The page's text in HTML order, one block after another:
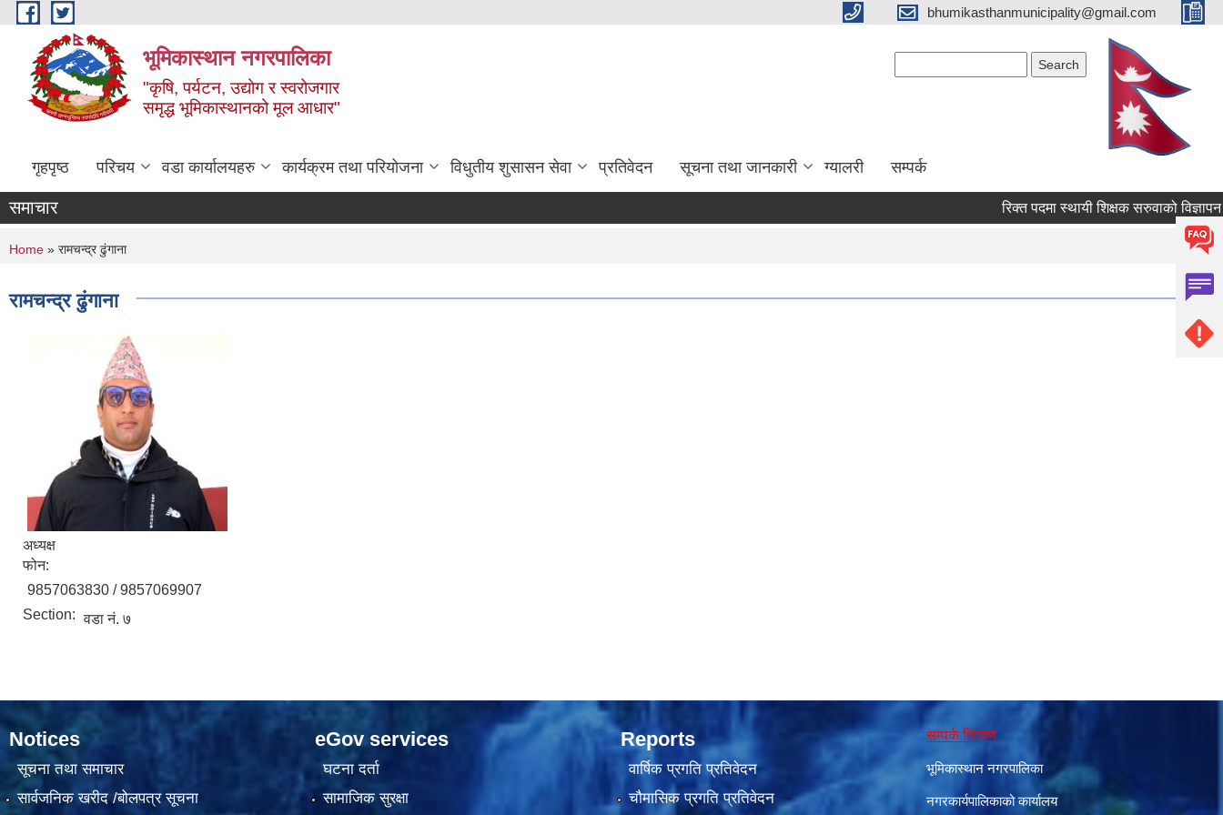
Skip to main content bhumikasthanmunicipality@gmail.com
भूमिकास्थान नगरपालिका
"कृषि, पर्यटन, उद्योग र स्वरोजगार
समृद्ध भूमिकास्थानको मूल आधार"
गृहपृष्ठ परिचय वडा कार्यालयहरु कार्यक्रम तथा परियोजना विधुतीय शुसासन सेवा प्रतिवेदन सूचना तथा जानकारी ग्यालरी सम्पर्क
समाचार रिक्त पदमा स्थायी शिक्षक सरुवाको विज्ञापन
You are here
Home » रामचन्द्र ढुंगाना
रामचन्द्र ढुंगाना
अध्यक्ष
फोन:
9857063830 / 9857069907
Section: वडा नं. ७
Notices
सूचना तथा समाचार
सार्वजनिक खरीद /बोलपत्र सूचना
eGov services
घटना दर्ता
सामाजिक सुरक्षा
Reports
वार्षिक प्रगति प्रतिवेदन
चौमासिक प्रगति प्रतिवेदन
सम्पर्क विवरण
भूमिकास्थान नगरपालिका
नगरकार्यपालिकाको कार्यालय